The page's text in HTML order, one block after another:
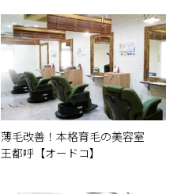
薄毛改善！本格育毛の美容室
王都呼【オードコ】